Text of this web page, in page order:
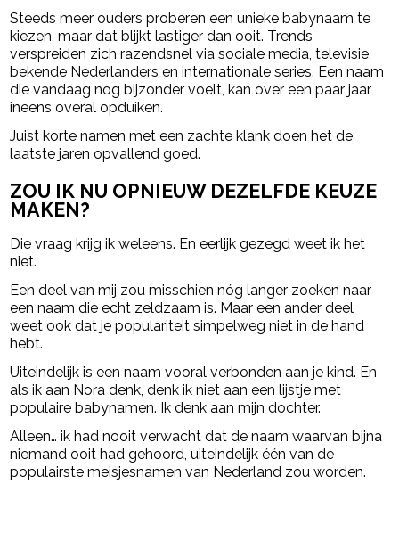
Steeds meer ouders proberen een unieke babynaam te
kiezen, maar dat blijkt lastiger dan ooit. Trends
verspreiden zich razendsnel via sociale media, televisie,
bekende Nederlanders en internationale series. Een naam
die vandaag nog bijzonder voelt, kan over een paar jaar
ineens overal opduiken.
Juist korte namen met een zachte klank doen het de
laatste jaren opvallend goed.
ZOU IK NU OPNIEUW DEZELFDE KEUZE
MAKEN?
Die vraag krijg ik weleens. En eerlijk gezegd weet ik het
niet.
Een deel van mij zou misschien nóg langer zoeken naar
een naam die echt zeldzaam is. Maar een ander deel
weet ook dat je populariteit simpelweg niet in de hand
hebt.
Uiteindelijk is een naam vooral verbonden aan je kind. En
als ik aan Nora denk, denk ik niet aan een lijstje met
populaire babynamen. Ik denk aan mijn dochter.
Alleen… ik had nooit verwacht dat de naam waarvan bijna
niemand ooit had gehoord, uiteindelijk één van de
populairste meisjesnamen van Nederland zou worden.